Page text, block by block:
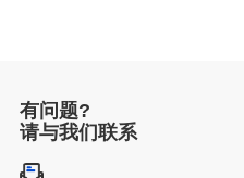
有问题?
请与我们联系